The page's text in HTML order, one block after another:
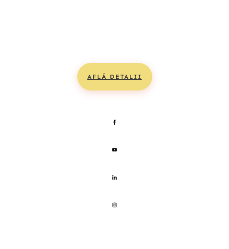
AFLĂ DETALII